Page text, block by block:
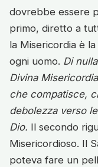
dovrebbe essere
primo, diretto a
la Misericordia è
ogni uomo. Di
Divina
che compatisce,
debolezza verso
Dio. Il secondo
Misericordioso. Il
poteva fare un